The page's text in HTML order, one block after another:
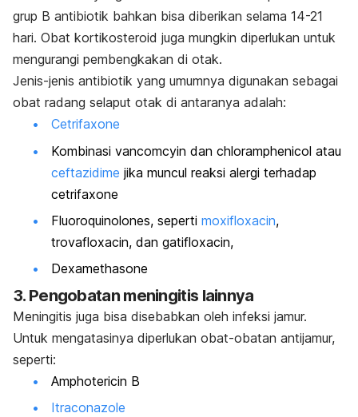
grup B antibiotik bahkan bisa diberikan selama 14-21
hari. Obat kortikosteroid juga mungkin diperlukan untuk
mengurangi pembengkakan di otak.
Jenis-jenis antibiotik yang umumnya digunakan sebagai
obat radang selaput otak di antaranya adalah:
Cetrifaxone
Kombinasi vancomcyin dan chloramphenicol atau
ceftazidime jika muncul reaksi alergi terhadap
cetrifaxone
Fluoroquinolones, seperti moxifloxacin,
trovafloxacin, dan gatifloxacin,
Dexamethasone
3. Pengobatan meningitis lainnya
Meningitis juga bisa disebabkan oleh infeksi jamur.
Untuk mengatasinya diperlukan obat-obatan antijamur,
seperti:
Amphotericin B
Itraconazole